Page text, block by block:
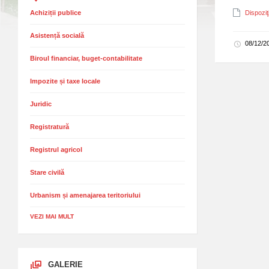
08/12/
Achiziții publice
Asistență socială
Biroul financiar, buget-contabilitate
Impozite și taxe locale
Juridic
Registratură
Registrul agricol
Stare civilă
Urbanism și amenajarea teritoriului
VEZI MAI MULT
GALERIE